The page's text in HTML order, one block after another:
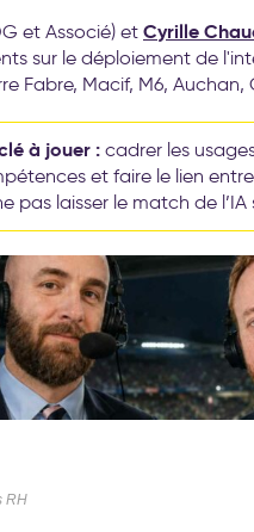
et Associé) et Cyrille
sur le déploiement de
Fabre, Macif, M6, Auchan,
à jouer : cadrer les
et faire le lien
pas laisser le match de l’IA
RH